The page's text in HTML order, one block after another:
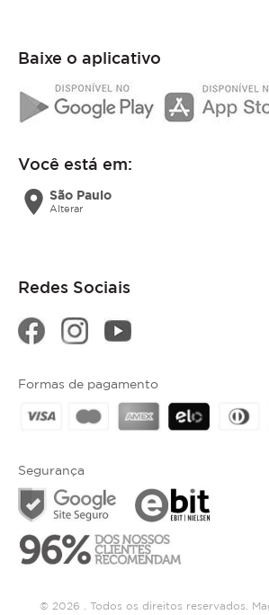
Baixe o aplicativo
Você está em:
location_on São Paulo
Alterar
Redes Sociais
Segurança
Formas de pagamento
© 2026 . Todos os direitos reservados.